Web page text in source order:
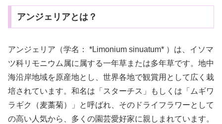
アンジェリアとは？
アンジェリア（学名： *Limonium sinuatum* ）は、イソマ
ツ科リモニウム属に属する一年草または多年草です。地中
海沿岸地域を原産地とし、世界各地で観賞用として広く栽
培されています。和名は「スターチス」もしくは「ムギワ
ラギク（麦藁菊）」と呼ばれ、そのドライフラワーとして
の高い人気から、多くの園芸愛好家に親しまれています。